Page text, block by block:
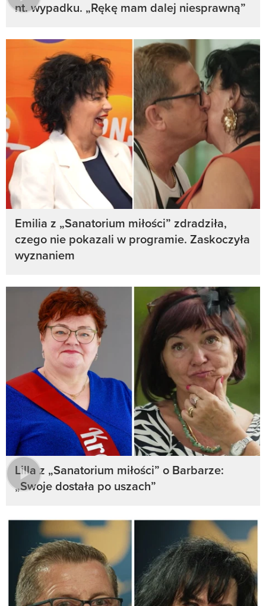
nt. wypadku. „Rękę mam dalej niesprawną”
Emilia z „Sanatorium miłości” zdradziła,
czego nie pokazali w programie. Zaskoczyła
wyznaniem
Lilla z „Sanatorium miłości” o Barbarze:
„Swoje dostała po uszach”